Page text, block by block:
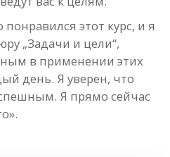
этот курс, и я
„Задачи и цели“,
в применении этих
день. Я уверен, что
Я прямо сейчас